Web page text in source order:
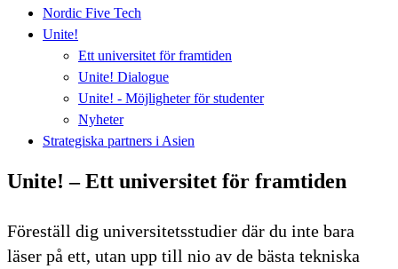
Nordic Five Tech
Unite!
Ett universitet för framtiden
Unite! Dialogue
Unite! - Möjligheter för studenter
Nyheter
Strategiska partners i Asien
Unite! – Ett universitet för framtiden
Föreställ dig universitetsstudier där du inte bara
läser på ett, utan upp till nio av de bästa tekniska